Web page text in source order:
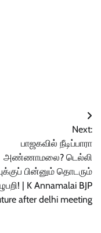
Next:
பாஜகவில் நீடிப்பாரா
அண்ணாமலை? டெல்லி
பின்னும் தொடரும்
| K Annamalai BJP
after delhi meeting